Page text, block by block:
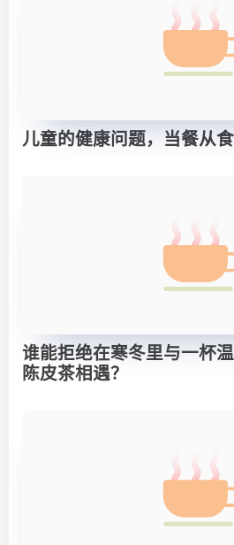
儿童的健康问题，当餐从
谁能拒绝在寒冬里与一杯
陈皮茶相遇？